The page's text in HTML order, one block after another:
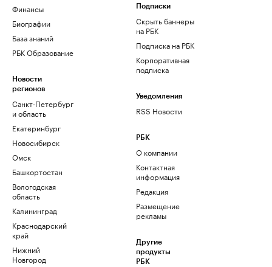
Финансы
Биографии
База знаний
РБК Образование
Новости
регионов
Санкт-Петербург
и область
Екатеринбург
Новосибирск
Омск
Башкортостан
Вологодская
область
Калининград
Краснодарский
край
Нижний
Новгород
Подписки
Скрыть баннеры
на РБК
Подписка на РБК
Корпоративная
подписка
Уведомления
RSS Новости
РБК
О компании
Контактная
информация
Редакция
Размещение
рекламы
Другие
продукты
РБК